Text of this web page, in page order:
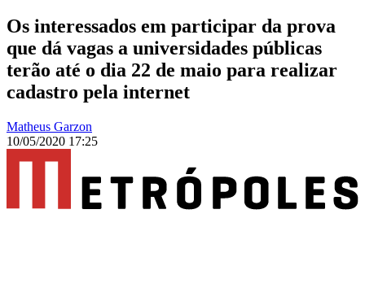
Os interessados em participar da prova
que dá vagas a universidades públicas
terão até o dia 22 de maio para realizar
cadastro pela internet
Matheus Garzon
10/05/2020 17:25